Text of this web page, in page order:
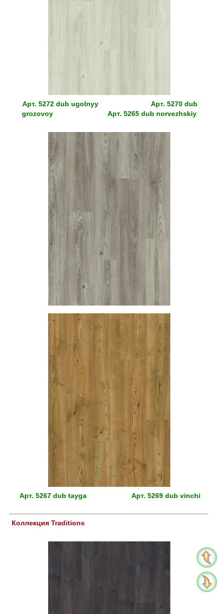
Арт. 5272 dub ugolnyy Арт. 5270 dub
grozovoy Арт. 5265 dub norvezhskiy
Арт. 5267 dub tayga Арт. 5269 dub vinchi
Коллекция Traditions